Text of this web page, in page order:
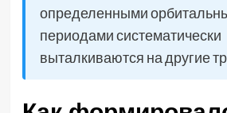
определенными
периодами систематически
выталкиваются на другие